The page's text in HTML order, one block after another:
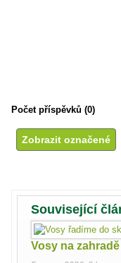
Počet příspěvků (0)
Související
Vosy na